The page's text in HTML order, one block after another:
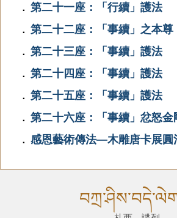
． 第二十一座：「行續」護法
． 第二十二座：「事續」之本尊
． 第二十三座：「事續」護法
． 第二十四座：「事續」護法
． 第二十五座：「事續」護法
． 第二十六座：「事續」忿怒金
． 感恩藝術傳法—木雕唐卡展圓